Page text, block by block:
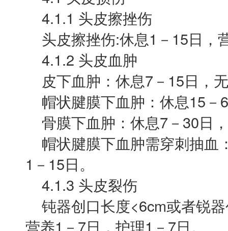
4.1.1 头皮擦挫伤
头皮擦挫伤:休息1－15日，
4.1.2 头皮血肿
皮下血肿：休息7－15日，
帽状腱膜下血肿：休息15－
骨膜下血肿：休息7－30日
帽状腱膜下血肿需穿刺抽血
1－15日。
4.1.3 头皮裂伤
钝器创口长度<6cm或者锐
营养1－7日，护理1－7日。